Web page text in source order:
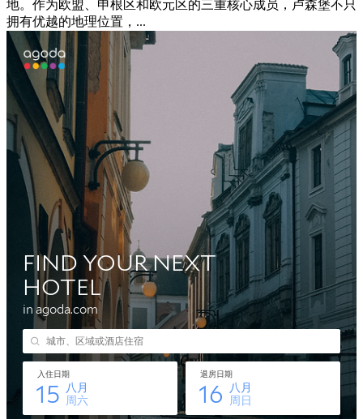
地。作为欧盟、申根区和欧元区的三重核心成员，卢森堡不只
拥有优越的地理位置，...